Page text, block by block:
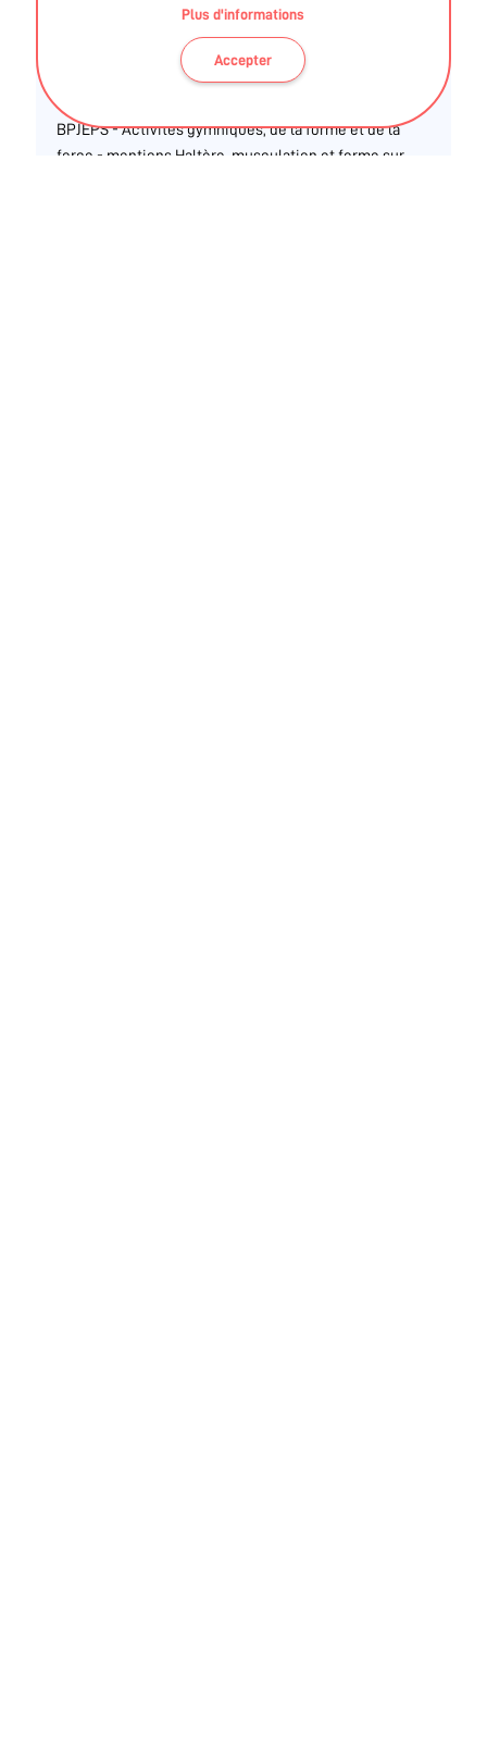
Plus d'informations
Accepter
forme - cours collectifs
BPJEPS - Activités gymniques, de la forme et de la
force - mentions Haltère, musculation et forme sur